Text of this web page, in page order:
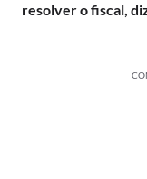
resolver o fiscal,